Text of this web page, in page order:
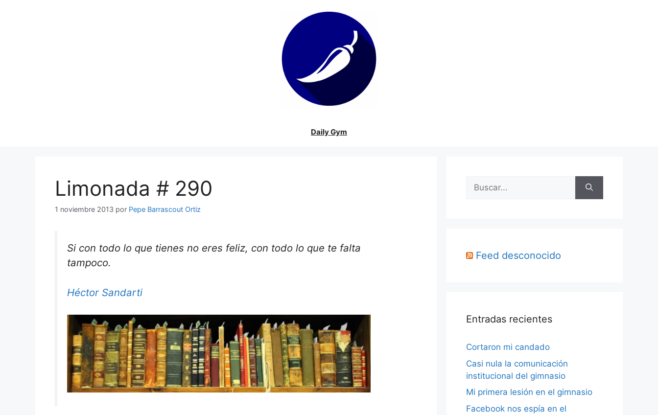
Daily Gym
Limonada # 290
1 noviembre 2013 por Pepe Barrascout Ortiz
Si con todo lo que tienes no eres feliz, con todo lo que te falta
tampoco.
Héctor Sandarti
Buscar:
Feed desconocido
Entradas recientes
Cortaron mi candado
Casi nula la comunicación
institucional del gimnasio
Mi primera lesión en el gimnasio
Facebook nos espía en el